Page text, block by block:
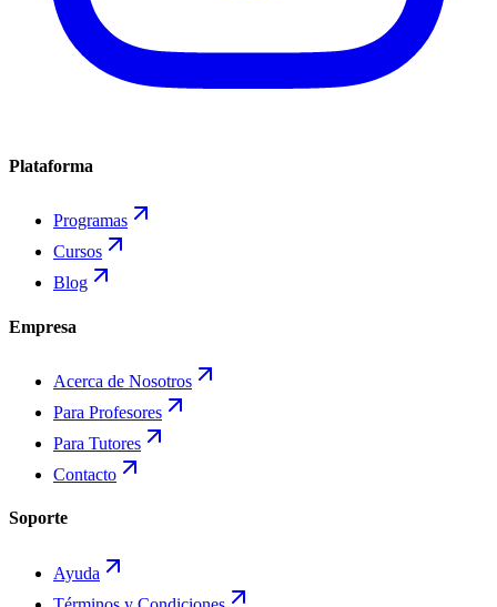
Plataforma
Programas
Cursos
Blog
Empresa
Acerca de Nosotros
Para Profesores
Para Tutores
Contacto
Soporte
Ayuda